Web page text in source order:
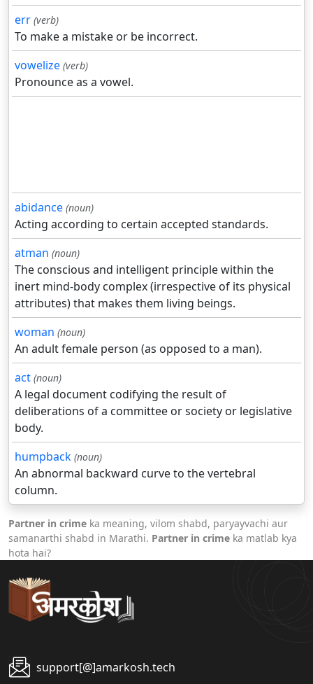
err (verb)
To make a mistake or be incorrect.
vowelize (verb)
Pronounce as a vowel.
abidance (noun)
Acting according to certain accepted standards.
atman (noun)
The conscious and intelligent principle within the
inert mind-body complex (irrespective of its physical
attributes) that makes them living beings.
woman (noun)
An adult female person (as opposed to a man).
act (noun)
A legal document codifying the result of
deliberations of a committee or society or legislative
body.
humpback (noun)
An abnormal backward curve to the vertebral
column.
Partner in crime ka meaning, vilom shabd, paryayvachi aur
samanarthi shabd in Marathi. Partner in crime ka matlab kya
hota hai?
support[@]amarkosh.tech